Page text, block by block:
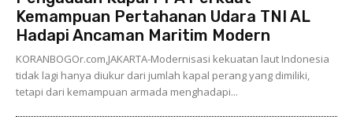
Kemampuan Pertahanan Udara TNI AL
Hadapi Ancaman Maritim Modern
KORANBOGOr.com,JAKARTA-Modernisasi kekuatan laut Indonesia
tidak lagi hanya diukur dari jumlah kapal perang yang dimiliki,
tetapi dari kemampuan armada menghadapi...